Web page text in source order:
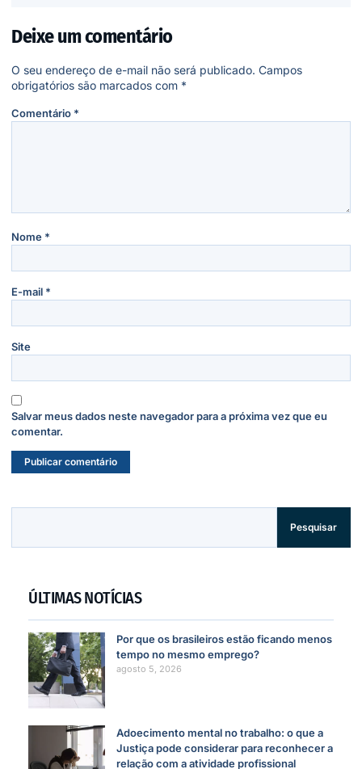
Deixe um comentário
O seu endereço de e-mail não será publicado. Campos
obrigatórios são marcados com *
Comentário *
Nome *
E-mail *
Site
Salvar meus dados neste navegador para a próxima vez que eu
comentar.
Pesquisar
ÚLTIMAS NOTÍCIAS
Por que os brasileiros estão ficando menos
tempo no mesmo emprego?
agosto 5, 2026
Adoecimento mental no trabalho: o que a
Justiça pode considerar para reconhecer a
relação com a atividade profissional